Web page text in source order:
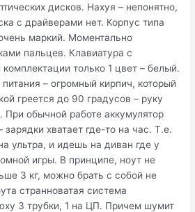
дисков. Нахуя – непонятно,
с драйверами нет. Корпус типа
маркий. Моментально
пальцев. Клавиатура с
комплектации только 1 цвет – белый.
– огромный кирпич, который
греется до 90 градусов – руку
При обычной работе аккумулятор
хватает где-то на час. Т.е.
ультра, и идешь на диван где у
игры. В принципе, ноут не
3 кг, можно брать с собой не
странноватая система
3 трубки, 1 на ЦП. Причем шумит